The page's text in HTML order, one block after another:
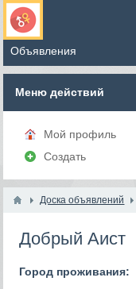
Меню действий
Мой профиль
Создать
Доска объявлений
Добрый Аист
Город проживания: